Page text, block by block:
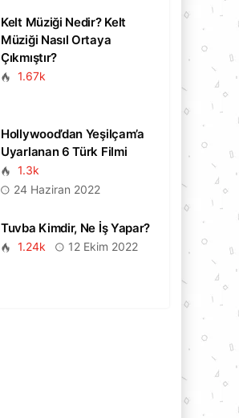
Kelt Müziği Nedir? Kelt
Müziği Nasıl Ortaya
Çıkmıştır?
1.67k
Hollywood’dan Yeşilçam’a
Uyarlanan 6 Türk Filmi
1.3k
24 Haziran 2022
Tuvba Kimdir, Ne İş Yapar?
1.24k 12 Ekim 2022